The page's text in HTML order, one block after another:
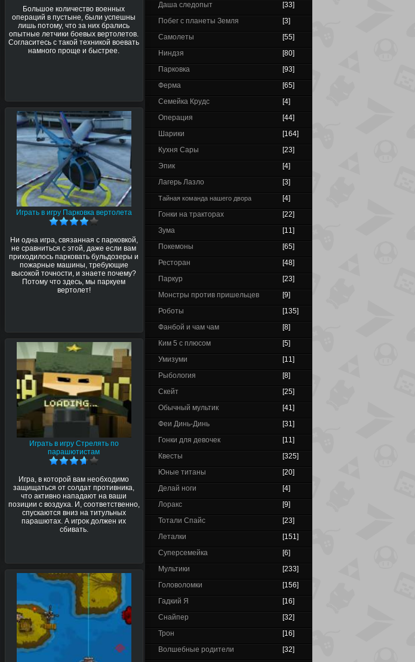
Большое количество военных
операций в пустыне, были успешны
лишь потому, что за них брались
опытные летчики боевых вертолетов.
Согласитесь с такой техникой воевать
намного проще и быстрее.
Играть в игру Парковка вертолета
Ни одна игра, связанная с парковкой,
не сравниться с этой, даже если вам
приходилось парковать бульдозеры и
пожарные машины, требующие
высокой точности, и знаете почему?
Потому что здесь, мы паркуем
вертолет!
Играть в игру Стрелять по
парашютистам
Игра, в которой вам необходимо
защищаться от солдат противника,
что активно нападают на ваши
позиции с воздуха. И, соответственно,
спускаются вниз на титульных
парашютах. А игрок должен их
сбивать.
Даша следопыт
[33]
Побег с планеты Земля
[3]
Самолеты
[55]
Ниндзя
[80]
Парковка
[93]
Ферма
[65]
Семейка Крудс
[4]
Операция
[44]
Шарики
[164]
Кухня Сары
[23]
Эпик
[4]
Лагерь Лазло
[3]
Тайная команда нашего двора
[4]
Гонки на тракторах
[22]
Зума
[11]
Покемоны
[65]
Ресторан
[48]
Паркур
[23]
Монстры против пришельцев
[9]
Роботы
[135]
Фанбой и чам чам
[8]
Ким 5 с плюсом
[5]
Умизуми
[11]
Рыбология
[8]
Скейт
[25]
Обычный мультик
[41]
Феи Динь-Динь
[31]
Гонки для девочек
[11]
Квесты
[325]
Юные титаны
[20]
Делай ноги
[4]
Лоракс
[9]
Тотали Спайс
[23]
Леталки
[151]
Суперсемейка
[6]
Мультики
[233]
Головоломки
[156]
Гадкий Я
[16]
Снайпер
[32]
Трон
[16]
Волшебные родители
[32]